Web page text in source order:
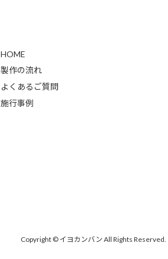
HOME
製作の流れ
よくあるご質問
施行事例
Copyright © イヨカンバン All Rights Reserved.